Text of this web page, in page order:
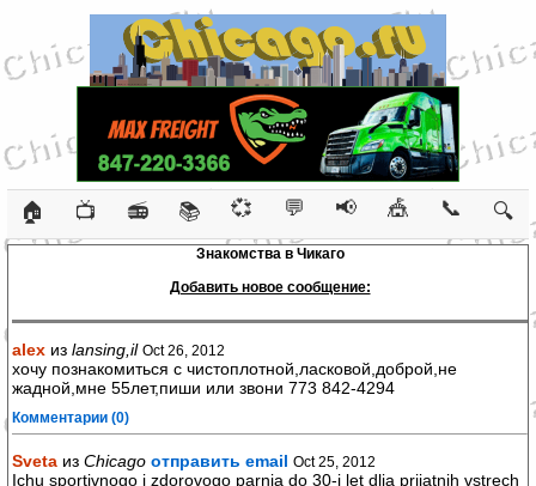
🏠 📺 📻 📚 💞 💬 📢 🎪 📞 🔍
Знакомства в Чикаго
Добавить новое сообщение:
alex из lansing,il Oct 26, 2012
хочу познакомиться с чистоплотной,ласковой,доброй,не
жадной,мне 55лет,пиши или звони 773 842-4294
Комментарии (0)
Sveta из Chicago отправить email Oct 25, 2012
Ichu sportivnogo i zdorovogo parnja do 30-i let dlja prijatnih vstrech